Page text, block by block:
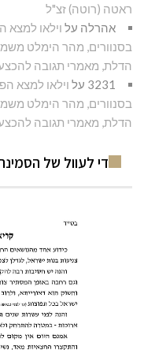
ראטה (רוטה) זצ"ל
אהרלה על וילאו למצא
בסנוורים, מהר הימלט
הדלת, מאמרי תגובה
3231 על וילאו למצא
בסנוורים, מהר הימלט
הדלת, מאמרי תגובה
די לעוול של